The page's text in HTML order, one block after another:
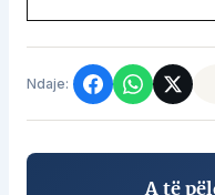
Ndaje:
A të